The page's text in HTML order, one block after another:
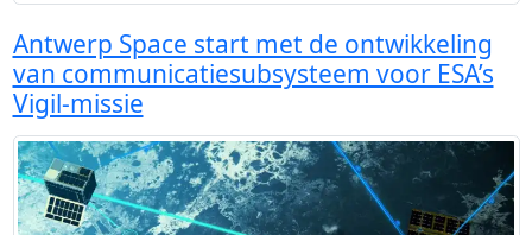
Antwerp Space start met de ontwikkeling
van communicatiesubsysteem voor ESA’s
Vigil-missie